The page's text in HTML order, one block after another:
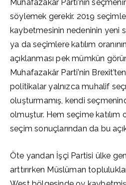
Muhafazakâr Parti’nin
söylemek gerekir. 2019
kaybetmesinin nedeninin yeni
ya da seçimlere katılım
açıklanması pek mümkün
Muhafazakâr Parti’nin
politikalar yalnızca muhalif
oluşturmamış, kendi
olmuştur. Hem seçime katılım
seçim sonuçlarından da bu
Öte yandan İşçi Partisi ülke
arttırırken Müslüman